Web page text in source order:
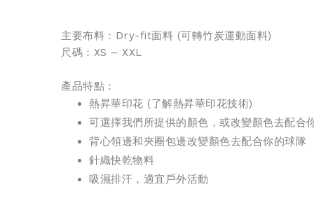
主要布料：Dry-fit面料 (可轉竹炭運動面料)
尺碼：XS – XXL
產品特點：
熱昇華印花 (了解熱昇華印花技術)
可選擇我們所提供的顏色，或改變顏色去配合
背心領邊和夾圈包邊改變顏色去配合你的球隊
針織快乾物料
吸濕排汗，適宜戶外活動